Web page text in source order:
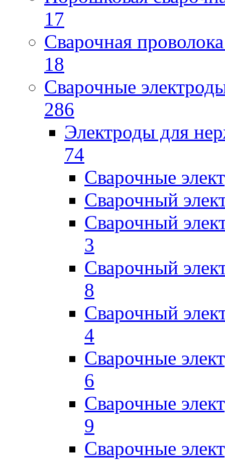
17
Сварочная
18
Сварочные
286
Электроды для
74
Сварочные
Сварочный
Сварочный
3
Сварочный
8
Сварочный
4
Сварочные
6
Сварочные
9
Сварочные